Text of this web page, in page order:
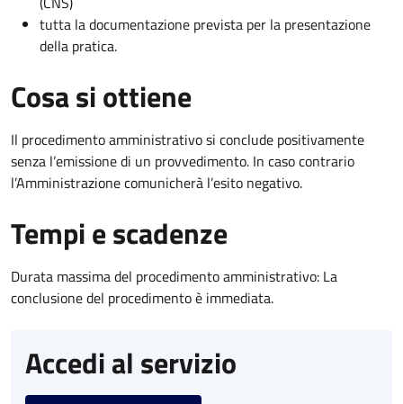
tutta la documentazione prevista per la presentazione
della pratica.
Cosa si ottiene
Il procedimento amministrativo si conclude positivamente
senza l’emissione di un provvedimento. In caso contrario
l’Amministrazione comunicherà l’esito negativo.
Tempi e scadenze
Durata massima del procedimento amministrativo: La
conclusione del procedimento è immediata.
Accedi al servizio